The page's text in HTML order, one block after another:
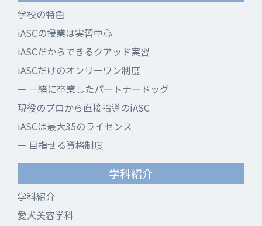
学校の特色
iASCの授業は実習中心
iASCだからできるクアッド実習
iASCだけのオンリーワン制度
一緒に卒業したパートナードッグ
現役のプロから直接指導のiASC
iASCは最大35のライセンス
目指せる資格制度
学科紹介
学科紹介
愛犬美容学科